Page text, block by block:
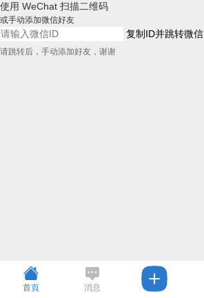
使用 WeChat 扫描二维码
或手动添加微信好友
复制ID并跳转微信
请跳转后，手动添加好友，谢谢
首頁 消息